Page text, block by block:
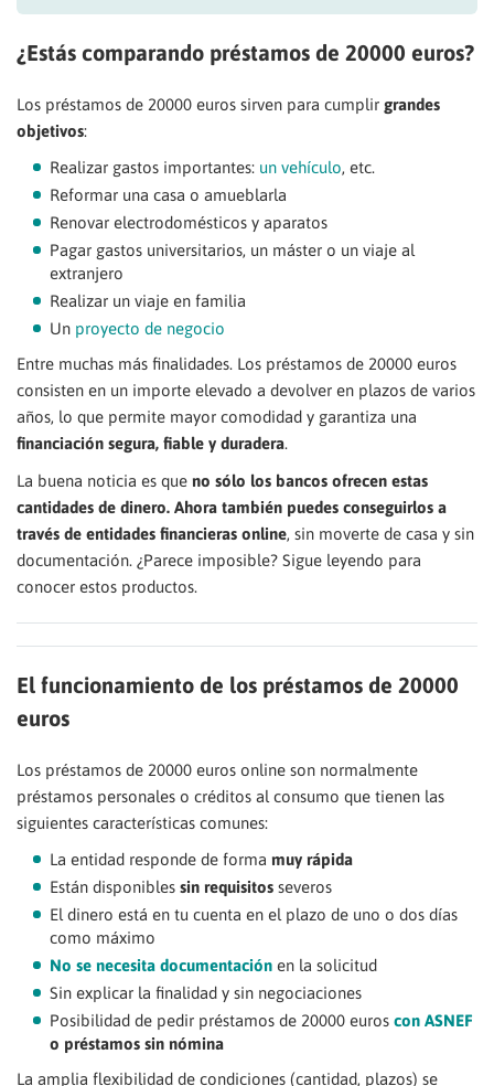
¿Estás comparando préstamos de 20000 euros?
Los préstamos de 20000 euros sirven para cumplir grandes
objetivos:
Realizar gastos importantes: un vehículo, etc.
Reformar una casa o amueblarla
Renovar electrodomésticos y aparatos
Pagar gastos universitarios, un máster o un viaje al
extranjero
Realizar un viaje en familia
Un proyecto de negocio
Entre muchas más finalidades. Los préstamos de 20000 euros
consisten en un importe elevado a devolver en plazos de varios
años, lo que permite mayor comodidad y garantiza una
financiación segura, fiable y duradera.
La buena noticia es que no sólo los bancos ofrecen estas
cantidades de dinero. Ahora también puedes conseguirlos a
través de entidades financieras online, sin moverte de casa y sin
documentación. ¿Parece imposible? Sigue leyendo para
conocer estos productos.
El funcionamiento de los préstamos de 20000
euros
Los préstamos de 20000 euros online son normalmente
préstamos personales o créditos al consumo que tienen las
siguientes características comunes:
La entidad responde de forma muy rápida
Están disponibles sin requisitos severos
El dinero está en tu cuenta en el plazo de uno o dos días
como máximo
No se necesita documentación en la solicitud
Sin explicar la finalidad y sin negociaciones
Posibilidad de pedir préstamos de 20000 euros con ASNEF
o préstamos sin nómina
La amplia flexibilidad de condiciones (cantidad, plazos) se